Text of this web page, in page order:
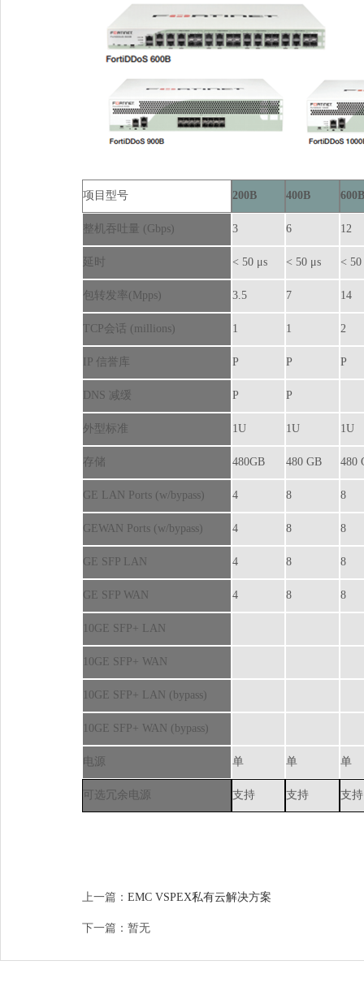
项目型号 200B 400B
整机吞吐量 (Gbps) 3 6 12
延时 <50μs <50μs
包转发率 (Mpps) 3.5 7 14
TCP 会话 (millions) 1 1 2
IP 信誉库 P P P
DNS 减缓 P P
外型标准 1U 1U 1U
存储 480GB 480GB
GELANPorts(w/bypass) 4 8 8
GEWANPorts(w/bypass) 4 8 8
GESFPLAN 4 8 8
GESFPWAN 4 8 8
10GESFP+LAN
10GESFP+WAN
10GESFP+LAN(bypass)
10GESFP+WAN(bypass)
电源 单 单 单
可选冗余电源 支持 支持 支持
上一篇： EMCVSPEX私有云解决方案
下一篇：暂无